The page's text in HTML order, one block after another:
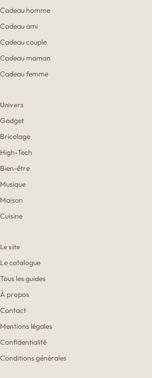
Cadeau homme
Cadeau ami
Cadeau couple
Cadeau maman
Cadeau femme
Univers
Gadget
Bricolage
High-Tech
Bien-être
Musique
Maison
Cuisine
Le site
Le catalogue
Tous les guides
À propos
Contact
Mentions légales
Confidentialité
Conditions générales